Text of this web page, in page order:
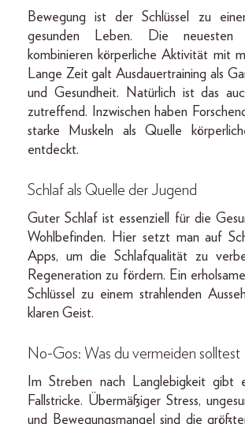
Bewegung ist der Schlüssel zu
gesunden Leben. Die neuesten
kombinieren körperliche Aktivität mit
Lange Zeit galt Ausdauertraining als
und Gesundheit. Natürlich ist das
zutreffend. Inzwischen haben
starke Muskeln als Quelle
entdeckt.
Schlaf als Quelle der Jugend
Guter Schlaf ist essenziell für die
Wohlbefinden. Hier setzt man auf
Apps, um die Schlafqualität zu
Regeneration zu fördern. Ein
Schlüssel zu einem strahlenden
klaren Geist.
No-Gos: Was du vermeiden solltest
Im Streben nach Langlebigkeit gibt
Fallstricke. Übermäßiger Stress,
und Bewegungsmangel sind die